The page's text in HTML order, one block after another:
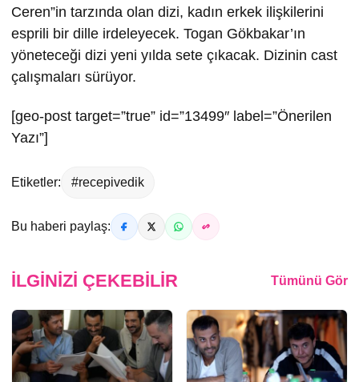
Ceren”in tarzında olan dizi, kadın erkek ilişkilerini
esprili bir dille irdeleyecek. Togan Gökbakar’ın
yöneteceği dizi yeni yılda sete çıkacak. Dizinin cast
çalışmaları sürüyor.
[geo-post target=”true” id=”13499″ label=”Önerilen
Yazı”]
Etiketler: #recepivedik
Bu haberi paylaş:
İLGINIZI ÇEKEBILIR Tümünü Gör